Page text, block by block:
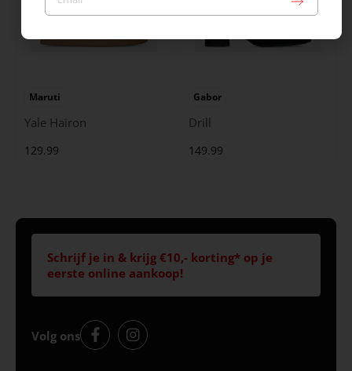
Maruti
Yale Hairon
129.99
Gabor
Drill
149.99
Schrijf je in & krijg €10,- korting* op je
eerste online aankoop!
Volg ons